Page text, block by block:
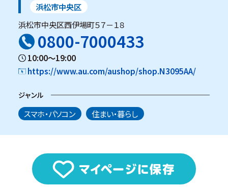
浜松市中央区
浜松市中央区西伊場町５７－１８
0800-7000433
10:00～19:00
https://www.au.com/aushop/shop.N3095AA/
ジャンル
スマホ・パソコン 住まい・暮らし